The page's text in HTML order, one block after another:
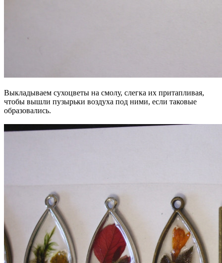
Выкладываем сухоцветы на смолу, слегка их притапливая,
чтобы вышли пузырьки воздуха под ними, если таковые
образовались.